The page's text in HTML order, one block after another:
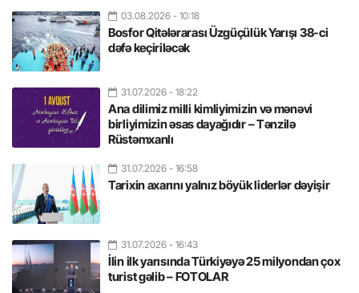
03.08.2026 - 10:18
Bosfor Qitələrarası Üzgüçülük Yarışı 38-ci
dəfə keçiriləcək
31.07.2026 - 18:22
Ana dilimiz milli kimliyimizin və mənəvi
birliyimizin əsas dayağıdır – Tənzilə
Rüstəmxanlı
31.07.2026 - 16:58
Tarixin axarını yalnız böyük liderlər dəyişir
31.07.2026 - 16:43
İlin ilk yarısında Türkiyəyə 25 milyondan çox
turist gəlib – FOTOLAR